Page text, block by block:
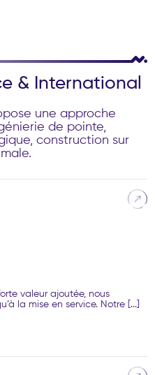
& International
une approche
de pointe,
construction sur
valeur ajoutée, nous
la mise en service. Notre [...]